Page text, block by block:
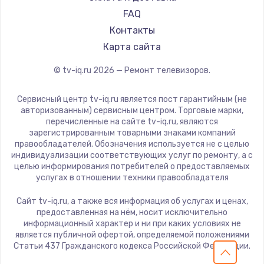
Hiper
Grundig
HITACHI
Yandex
National
iFFALCON
Tuvio
Nord
BenQ
FAQ
Контакты
Карта сайта
© tv-iq.ru 2026 — Ремонт телевизоров.
Сервисный центр tv-iq.ru является пост гарантийным (не
авторизованным) сервисным центром. Торговые марки,
перечисленные на сайте tv-iq.ru, являются
зарегистрированным товарными знаками компаний
правообладателей. Обозначения используется не с целью
индивидуализации соответствующих услуг по ремонту, а с
целью информирования потребителей о предоставляемых
услугах в отношении техники правообладателя
Сайт tv-iq.ru, а также вся информация об услугах и ценах,
предоставленная на нём, носит исключительно
информационный характер и ни при каких условиях не
является публичной офертой, определяемой положениями
Статьи 437 Гражданского кодекса Российской Федерации.